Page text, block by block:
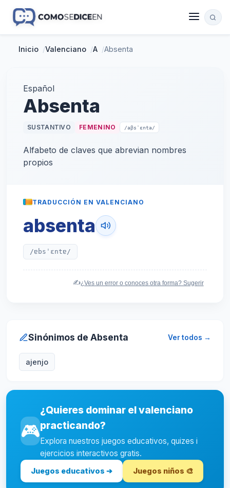
Inicio /Valenciano /A /Absenta
Español
Absenta
SUSTANTIVO FEMENINO /aβsˈɛnta/
Alfabeto de claves que abrevian nombres
propios
TRADUCCIÓN EN VALENCIANO
absenta
/ɐbsˈɛntɐ/
✍️¿Ves un error o conoces otra forma? Sugerir
Sinónimos de Absenta Ver todos →
ajenjo
🎮
¿Quieres dominar el valenciano
practicando?
Explora nuestros juegos educativos, quizes i
ejercicios interactivos gratis.
Juegos educativos ➔ Juegos niños 🎨